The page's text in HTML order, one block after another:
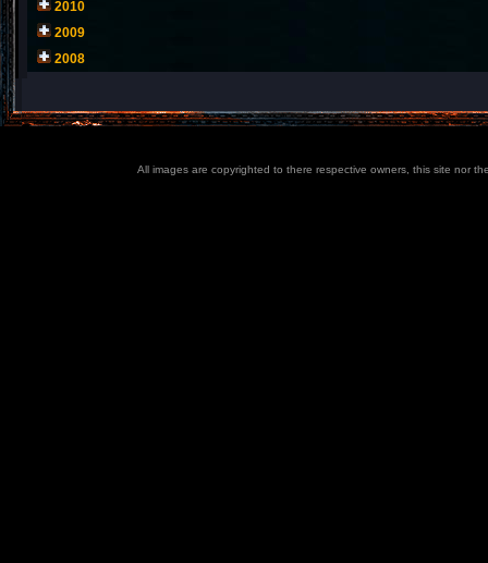
2010
2009
2008
All images are copyrighted to there respective owners, this site nor